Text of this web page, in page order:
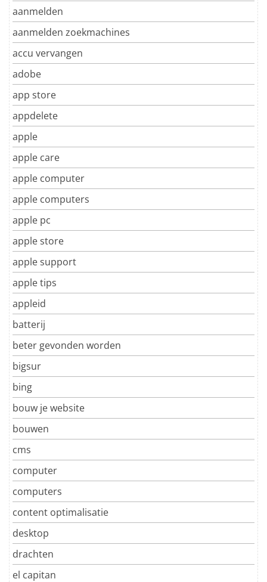
aanmelden
aanmelden zoekmachines
accu vervangen
adobe
app store
appdelete
apple
apple care
apple computer
apple computers
apple pc
apple store
apple support
apple tips
appleid
batterij
beter gevonden worden
bigsur
bing
bouw je website
bouwen
cms
computer
computers
content optimalisatie
desktop
drachten
el capitan